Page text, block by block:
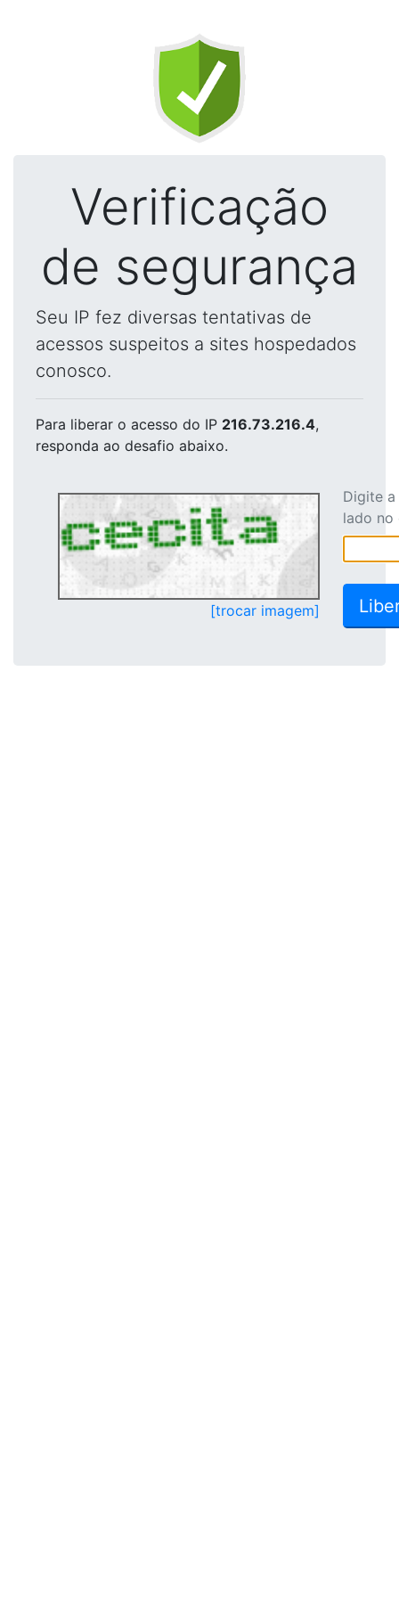
Verificação
de segurança
Seu IP fez diversas tentativas de
acessos suspeitos a sites hospedados
conosco.
Para liberar o acesso do IP 216.73.216.4,
responda ao desafio abaixo.
[trocar imagem]
Digite
lado no